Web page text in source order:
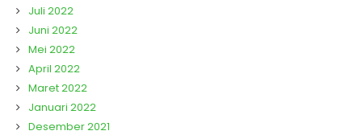
Juli 2022
Juni 2022
Mei 2022
April 2022
Maret 2022
Januari 2022
Desember 2021